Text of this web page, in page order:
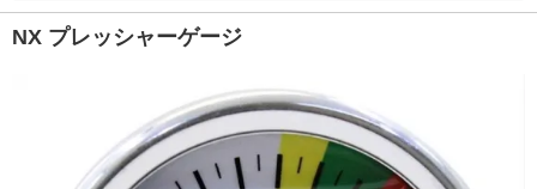
NX プレッシャーゲージ